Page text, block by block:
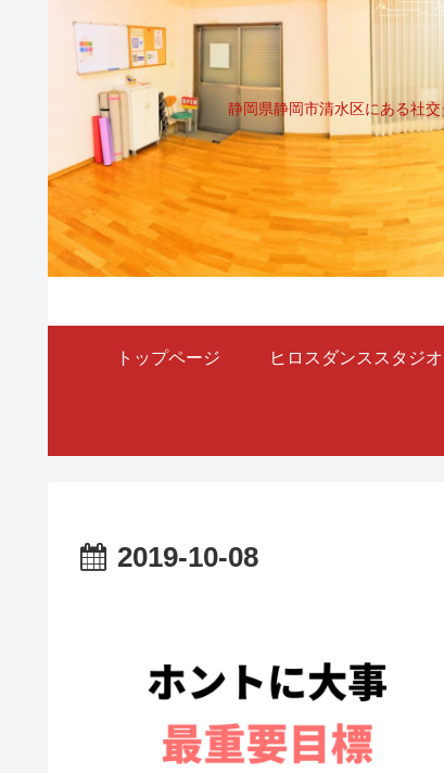
静岡県静岡市清水区にある社
トップページ ヒロスダンススタジ
2019-10-08